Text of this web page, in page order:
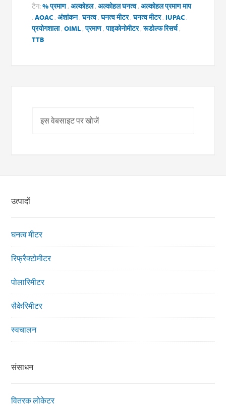
टैग:% प्रमाण,अल्कोहल,अल्कोहल घनत्व,अल्कोहल प्रमाण माप
,AOAC ,अंशांकन,घनत्व,घनत्व मीटर,घनत्व मीटर, IUPAC ,
प्रयोगशाला,OIML ,प्रमाण,पाइकोनोमीटर,रूडोल्फ रिसर्च,
TTB
उत्पादों
घनत्व मीटर
रिफ्रैक्टोमीटर
पोलारिमीटर
सैकेरिमीटर
स्वचालन
संसाधन
वितरक लोकेटर